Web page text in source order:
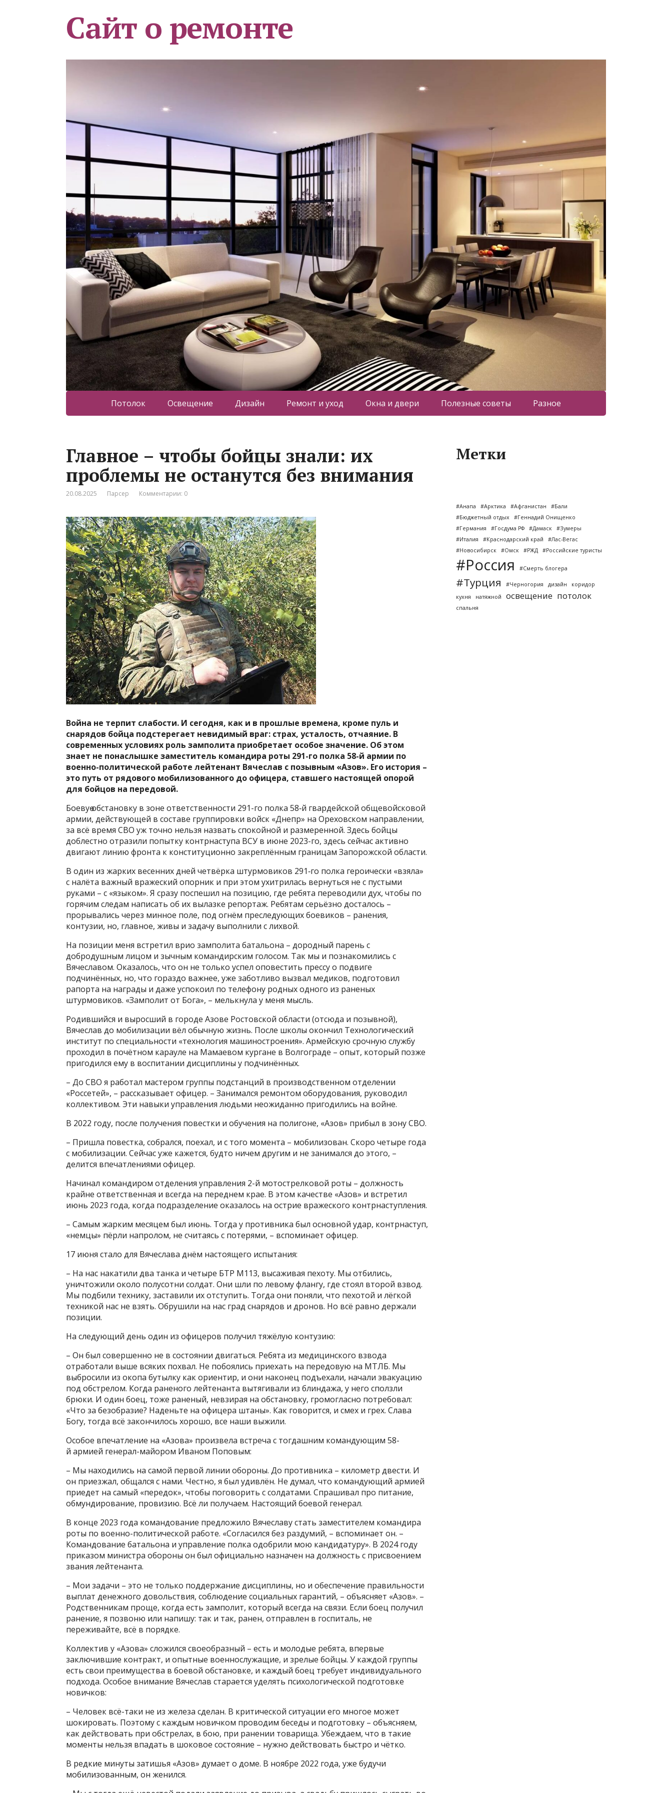
Сайт о ремонте
Потолок Освещение Дизайн Ремонт и уход Окна и двери Полезные советы Разное
Главное – чтобы бойцы знали: их
проблемы не останутся без внимания
20.08.2025 Парсер Комментарии: 0
Война не терпит слабости. И сегодня, как и в прошлые времена, кроме пуль и
снарядов бойца подстерегает невидимый враг: страх, усталость, отчаяние. В
современных условиях роль замполита приобретает особое значение. Об этом
знает не понаслышке заместитель командира роты 291-го полка 58-й армии по
военно-политической работе лейтенант Вячеслав с позывным «Азов». Его история –
это путь от рядового мобилизованного до офицера, ставшего настоящей опорой
для бойцов на передовой.
Боевуө обстановку в зоне ответственности 291-го полка 58‑й гвардейской общевойсковой
армии, действующей в составе группировки войск «Днепр» на Ореховском направлении,
за всё время СВО уж точно нельзя назвать спокойной и размеренной. Здесь бойцы
доблестно отразили попытку контрнаступа ВСУ в июне 2023-го, здесь сейчас активно
двигают линию фронта к конституционно закреплённым границам Запорожской области.
В один из жарких весенних дней четвёрка штурмовиков 291‑го полка героически «взяла»
с налёта важный вражеский опорник и при этом ухитрилась вернуться не с пустыми
руками – с «языком». Я сразу поспешил на позицию, где ребята переводили дух, чтобы по
горячим следам написать об их вылазке репортаж. Ребятам серьёзно досталось –
прорывались через минное поле, под огнём преследующих боевиков – ранения,
контузии, но, главное, живы и задачу выполнили с лихвой.
На позиции меня встретил врио замполита батальона – дородный парень с
добродушным лицом и зычным командирским голосом. Так мы и познакомились с
Вячеславом. Оказалось, что он не только успел оповестить прессу о подвиге
подчинённых, но, что гораздо важнее, уже заботливо вызвал медиков, подготовил
рапорта на награды и даже успокоил по телефону родных одного из раненых
штурмовиков. «Замполит от Бога», – мелькнула у меня мысль.
Родившийся и выросший в городе Азове Ростовской области (отсюда и позывной),
Вячеслав до мобилизации вёл обычную жизнь. После школы окончил Технологический
институт по специальности «технология машиностроения». Армейскую срочную службу
проходил в почётном карауле на Мамаевом кургане в Волгограде – опыт, который позже
пригодился ему в воспитании дисциплины у подчинённых.
– До СВО я работал мастером группы подстанций в производственном отделении
«Россетей», – рассказывает офицер. – Занимался ремонтом оборудования, руководил
коллективом. Эти навыки управления людьми неожиданно пригодились на войне.
В 2022 году, после получения повестки и обучения на полигоне, «Азов» прибыл в зону СВО.
– Пришла повестка, собрался, поехал, и с того момента – мобилизован. Скоро четыре года
с мобилизации. Сейчас уже кажется, будто ничем другим и не занимался до этого, –
делится впечатлениями офицер.
Начинал командиром отделения управления 2-й мотострелковой роты – должность
крайне ответственная и всегда на переднем крае. В этом качестве «Азов» и встретил
июнь 2023 года, когда подразделение оказалось на острие вражеского контрнаступления.
– Самым жарким месяцем был июнь. Тогда у противника был основной удар, контрнаступ,
«немцы» пёрли напролом, не считаясь с потерями, – вспоминает офицер.
17 июня стало для Вячеслава днём настоящего испытания:
– На нас накатили два танка и четыре БТР M113, высаживая пехоту. Мы отбились,
уничтожили около полусотни солдат. Они шли по левому флангу, где стоял второй взвод.
Мы подбили технику, заставили их отступить. Тогда они поняли, что пехотой и лёгкой
техникой нас не взять. Обрушили на нас град снарядов и дронов. Но всё равно держали
позиции.
На следующий день один из офицеров получил тяжёлую контузию:
– Он был совершенно не в состоянии двигаться. Ребята из медицинского взвода
отработали выше всяких похвал. Не побоялись приехать на передовую на МТЛБ. Мы
выбросили из окопа бутылку как ориентир, и они наконец подъехали, начали эвакуацию
под обстрелом. Когда раненого лейтенанта вытягивали из блиндажа, у него сползли
брюки. И один боец, тоже раненый, невзирая на обстановку, громогласно потребовал:
«Что за безобразие? Наденьте на офицера штаны». Как говорится, и смех и грех. Слава
Богу, тогда всё закончилось хорошо, все наши выжили.
Особое впечатление на «Азова» произвела встреча с тогдашним командующим 58-
й армией генерал-майором Иваном Поповым:
– Мы находились на самой первой линии обороны. До противника – километр двести. И
он приезжал, общался с нами. Честно, я был удивлён. Не думал, что командующий армией
приедет на самый «передок», чтобы поговорить с солдатами. Спрашивал про питание,
обмундирование, провизию. Всё ли получаем. Настоящий боевой генерал.
В конце 2023 года командование предложило Вячеславу стать заместителем командира
роты по военно-политической работе. «Согласился без раздумий, – вспоминает он. –
Командование батальона и управление полка одобрили мою кандидатуру». В 2024 году
приказом министра обороны он был официально назначен на должность с присвоением
звания лейтенанта.
– Мои задачи – это не только поддержание дисциплины, но и обеспечение правильности
выплат денежного довольствия, соблюдение социальных гарантий, – объясняет «Азов». –
Родственникам проще, когда есть замполит, который всегда на связи. Если боец получил
ранение, я позвоню или напишу: так и так, ранен, отправлен в госпиталь, не
переживайте, всё в порядке.
Коллектив у «Азова» сложился своеобразный – есть и молодые ребята, впервые
заключившие контракт, и опытные военнослужащие, и зрелые бойцы. У каждой группы
есть свои преимущества в боевой обстановке, и каждый боец требует индивидуального
подхода. Особое внимание Вячеслав старается уделять психологической подготовке
новичков:
– Человек всё-таки не из железа сделан. В критической ситуации его многое может
шокировать. Поэтому с каждым новичком проводим беседы и подготовку – объясняем,
как действовать при обстрелах, в бою, при ранении товарища. Убеждаем, что в такие
моменты нельзя впадать в шоковое состояние – нужно действовать быстро и чётко.
В редкие минуты затишья «Азов» думает о доме. В ноябре 2022 года, уже будучи
мобилизованным, он женился.
Метки
#Анапа #Арктика #Афганистан
#Бали
#Бюджетный отдых
#Геннадий Онищенко
#Германия
#Госдума РФ #Дамаск
#Зумеры
#Италия
#Краснодарский край
#Лас-Вегас
#Новосибирск
#Омск #РЖД #Российские туристы
#Россия #Смерть блогера
#Турция #Черногория дизайн
коридор
кухня
натяжной освещение потолок
спальня